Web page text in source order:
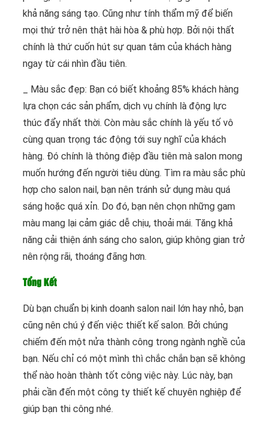
khả năng sáng tạo. Cũng như tính thẩm mỹ để biến
mọi thứ trở nên thật hài hòa & phù hợp. Bởi nội thất
chính là thứ cuốn hút sự quan tâm của khách hàng
ngay từ cái nhìn đầu tiên.
_ Màu sắc đẹp: Bạn có biết khoảng 85% khách hàng
lựa chọn các sản phẩm, dịch vụ chính là động lực
thúc đẩy nhất thời. Còn màu sắc chính là yếu tố vô
cùng quan trọng tác động tới suy nghĩ của khách
hàng. Đó chính là thông điệp đầu tiên mà salon mong
muốn hướng đến người tiêu dùng. Tìm ra màu sắc phù
hợp cho salon nail, bạn nên tránh sử dụng màu quá
sáng hoặc quá xỉn. Do đó, bạn nên chọn những gam
màu mang lại cảm giác dễ chịu, thoải mái. Tăng khả
năng cải thiện ánh sáng cho salon, giúp không gian trở
nên rộng rãi, thoáng đãng hơn.
Tổng Kết
Dù bạn chuẩn bị kinh doanh salon nail lớn hay nhỏ, bạn
cũng nên chú ý đến việc thiết kế salon. Bởi chúng
chiếm đến một nửa thành công trong ngành nghề của
bạn. Nếu chỉ có một mình thì chắc chắn bạn sẽ không
thể nào hoàn thành tốt công việc này. Lúc này, bạn
phải cần đến một công ty thiết kế chuyên nghiệp để
giúp bạn thi công nhé.